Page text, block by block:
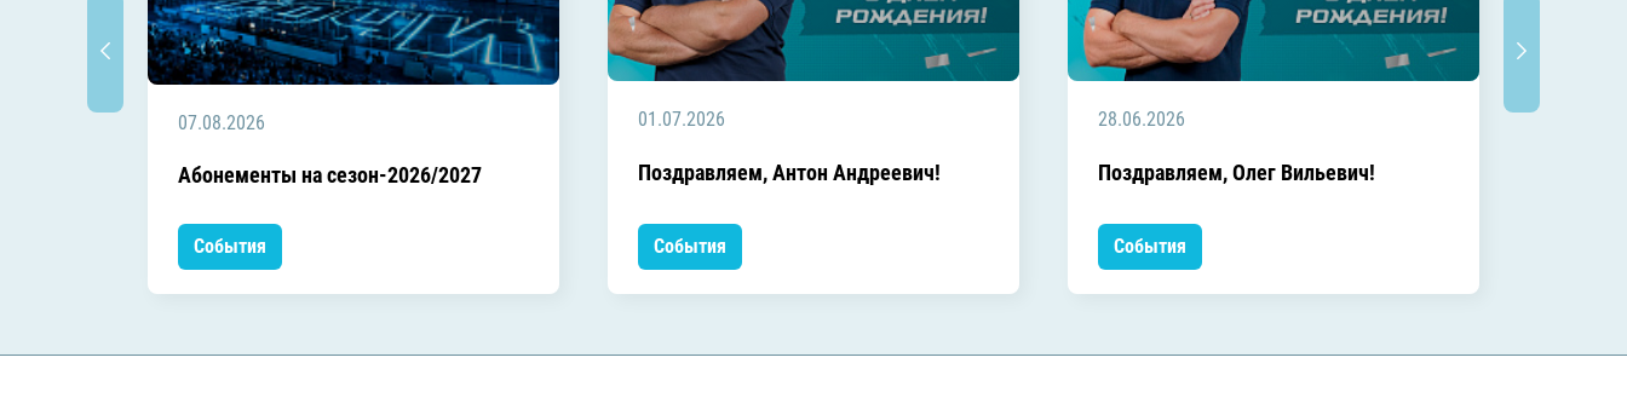
07.08.2026
Абонементы на сезон-2026/2027
События
01.07.2026
Поздравляем, Антон Андреевич!
События
28.06.2026
Поздравляем, Олег Вильевич!
События